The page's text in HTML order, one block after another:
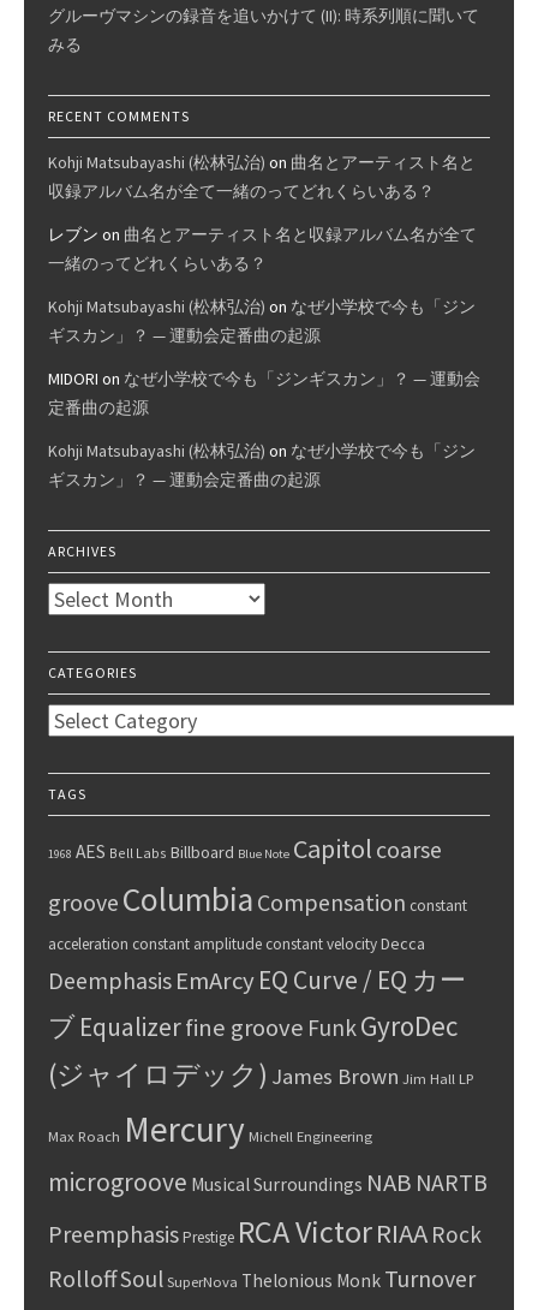
グルーヴマシンの録音を追いかけて (II): 時系列順に聞いて
みる
RECENT COMMENTS
Kohji Matsubayashi (松林弘治) on 曲名とアーティスト名と
収録アルバム名が全て一緒のってどれくらいある？
レブン on 曲名とアーティスト名と収録アルバム名が全て
一緒のってどれくらいある？
Kohji Matsubayashi (松林弘治) on なぜ小学校で今も「ジン
ギスカン」？ — 運動会定番曲の起源
MIDORI on なぜ小学校で今も「ジンギスカン」？ — 運動会
定番曲の起源
Kohji Matsubayashi (松林弘治) on なぜ小学校で今も「ジン
ギスカン」？ — 運動会定番曲の起源
ARCHIVES
Archives
CATEGORIES
Categories
TAGS
1968 AES Bell Labs Billboard Blue Note Capitol coarse
groove Columbia Compensation constant
acceleration constant amplitude constant velocityDecca
Deemphasis EmArcyEQ Curve / EQ カー
ブEqualizerfine groove FunkGyroDec
(ジャイロデック) James Brown Jim Hall LP
Max Roach Mercury Michell Engineering
microgroove Musical Surroundings NAB NARTB
PreemphasisPrestige RCA VictorRIAA Rock
RolloffSoul SuperNova Thelonious Monk Turnover